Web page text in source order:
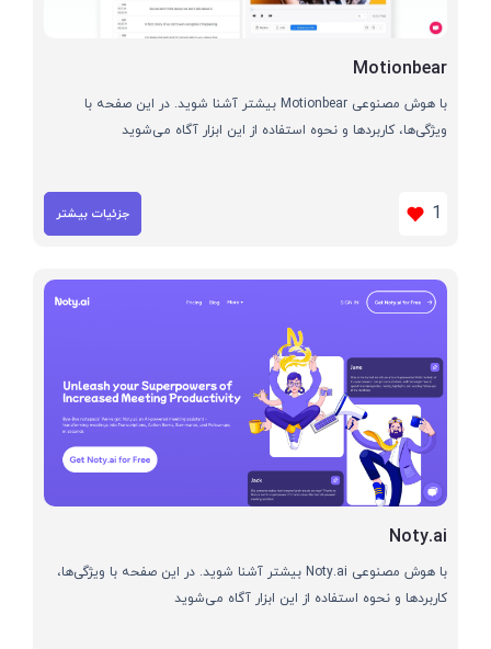
Motionbear
با هوش مصنوعی Motionbear بیشتر آشنا شوید. در این صفحه با
ویژگی‌ها، کاربردها و نحوه استفاده از این ابزار آگاه می‌شوید
1 جزئیات بیشتر
Noty.ai
با هوش مصنوعی Noty.ai بیشتر آشنا شوید. در این صفحه با ویژگی‌ها،
کاربردها و نحوه استفاده از این ابزار آگاه می‌شوید